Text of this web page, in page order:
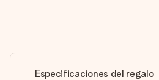
Especificaciones del regalo